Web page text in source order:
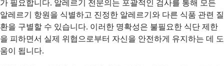
가 필요합니다. 알레르기 전문의는 포괄적인 검사를 통해 모든
알레르기 항원을 식별하고 진정한 알레르기와 다른 식품 관련 질
환을 구별할 수 있습니다. 이러한 명확성은 불필요한 식단 제한
을 피하면서 실제 위협으로부터 자신을 안전하게 유지하는 데 도
움이 됩니다.